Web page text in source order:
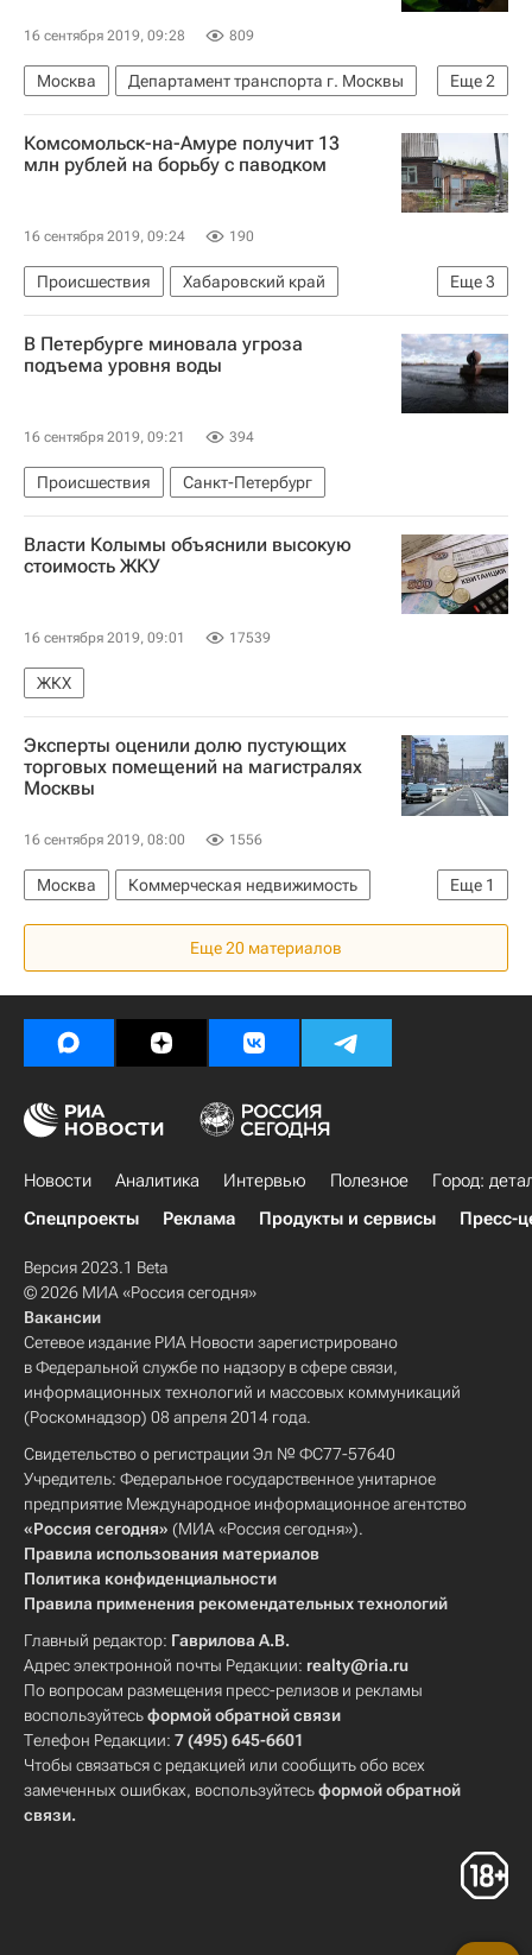
16 сентября 2019, 09:28 809
Еще2
Москва
Департамент транспорта г. Москвы
Парковка
Платная парковка в Москве
Комсомольск-на-Амуре получит 13
млн рублей на борьбу с паводком
16 сентября 2019, 09:24 190
Еще3
Происшествия
Хабаровский край
Хабаровск
Комсомольск-на-Амуре
Правительство Хабаровского края
В Петербурге миновала угроза
подъема уровня воды
16 сентября 2019, 09:21 394
Происшествия Санкт-Петербург
Власти Колымы объяснили высокую
стоимость ЖКУ
16 сентября 2019, 09:01 17539
ЖКХ
Эксперты оценили долю пустующих
торговых помещений на магистралях
Москвы
16 сентября 2019, 08:00 1556
Еще 1
Москва
Коммерческая недвижимость
Торговая недвижимость
Еще 20 материалов
Новости Аналитика Интервью Полезное
Город:
Спецпроекты
Реклама Продукты и сервисы Пресс-
Версия 2023.1 Beta
© 2026 МИА «Россия сегодня»
Вакансии
Сетевое издание РИА Новости зарегистрировано
в Федеральной службе по надзору в сфере связи,
информационных технологий и массовых коммуникаций
(Роскомнадзор) 08 апреля 2014 года.
Свидетельство о регистрации Эл № ФС77-57640
Учредитель: Федеральное государственное унитарное
предприятие Международное информационное агентство
«Россия сегодня» (МИА «Россия сегодня»).
Правила использования материалов
Политика конфиденциальности
Правила применения рекомендательных технологий
Главный редактор: Гаврилова А.В.
Адрес электронной почты Редакции: realty@ria.ru
По вопросам размещения пресс-релизов и рекламы
воспользуйтесьформой обратной связи
Телефон Редакции: 7 (495) 645-6601
Чтобы связаться с редакцией или сообщить обо всех
замеченных ошибках, воспользуйтесьформой обратной
связи.